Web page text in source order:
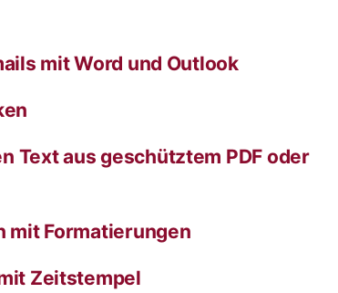
mit Word und Outlook
Text aus geschütztem PDF oder
mit Formatierungen
Zeitstempel